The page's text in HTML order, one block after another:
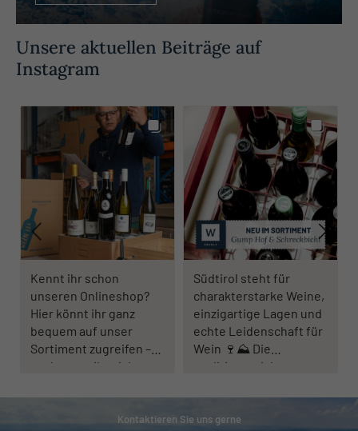
Unsere aktuellen Beiträge auf
Instagram
Kennt ihr schon
unseren Onlineshop?
Hier könnt ihr ganz
bequem auf unser
Sortiment zugreifen –
auch wenn ihr nicht aus
Jeden Morgen werden
eure Bestellungen
Südtirol steht für
charakterstarke Weine,
einzigartige Lagen und
echte Leidenschaft für
Wein 🍷⛰️ Die
traditionsreiche
bei Eppan und die
ausdrucksstarken
Kontaktieren Sie uns gerne